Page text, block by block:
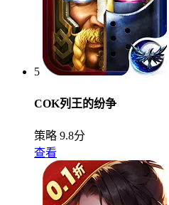
5
COK列王的纷争
策略 9.8分
查看